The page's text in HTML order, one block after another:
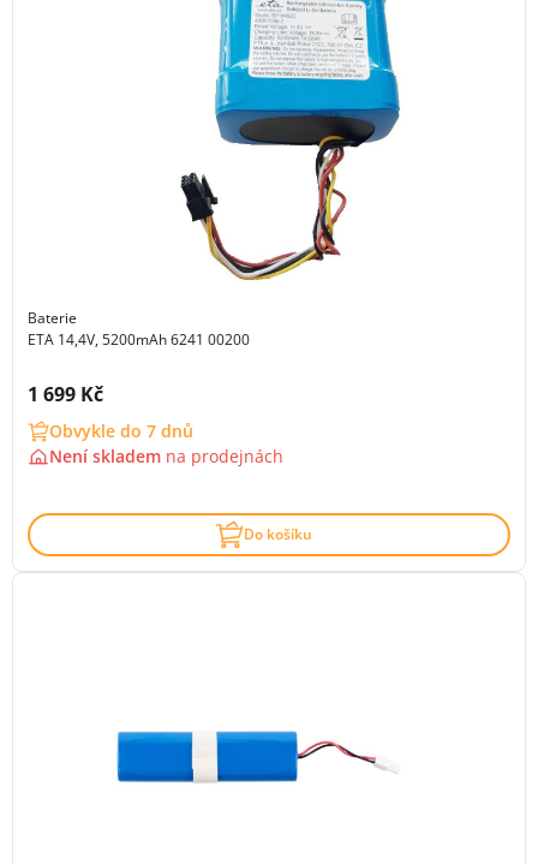
Baterie
ETA 14,4V, 5200mAh 6241 00200
Cena s DPH:
1 699 Kč
Obvykle do 7 dnů
Není skladem na prodejnách
Do košíku